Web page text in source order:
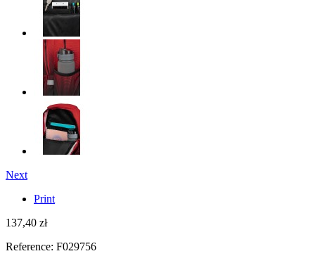
Next
Print
137,40 zł
Reference: F029756